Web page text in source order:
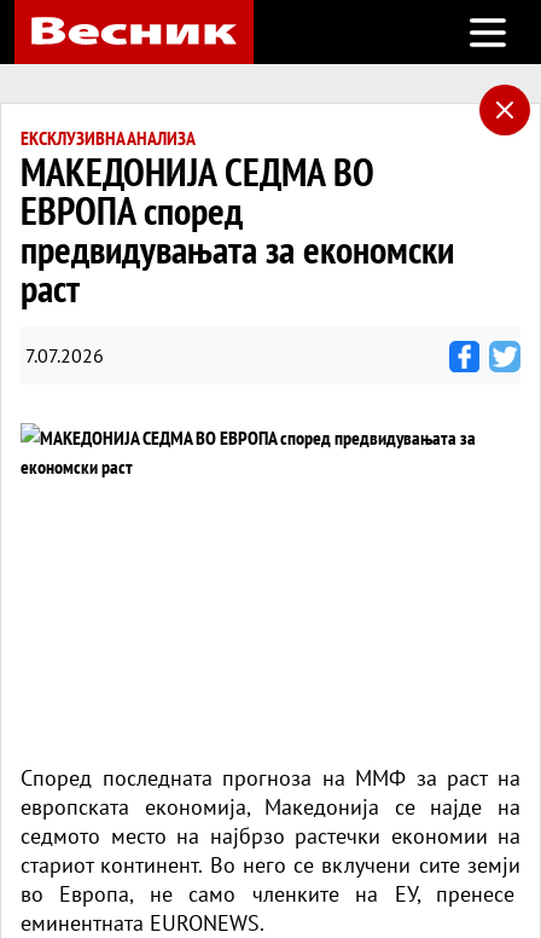
Open
ЕКСКЛУЗИВНА АНАЛИЗА
МАКЕДОНИЈА СЕДМА ВО
ЕВРОПА според
предвидувањата за економски
раст
7.07.2026
Според последната прогноза на ММФ за раст на
европската економија, Македонија се најде на
седмото место на најбрзо рaстечки економии на
стариот континент. Во него се вклучени сите земји
во Европа, не само членките на ЕУ, пренесе
еминентната EURONEWS.